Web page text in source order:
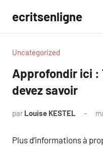
contenu
ecritsenligne
Uncategorized
Approfondir ici :
devez savoir
par Louise KESTEL
Plus d’informations à